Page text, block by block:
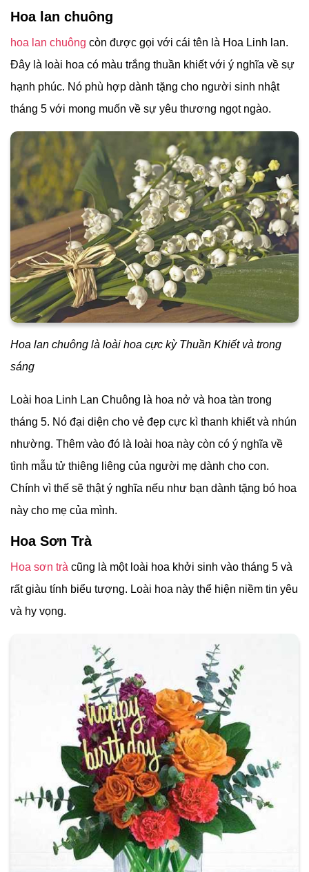
Hoa lan chuông
hoa lan chuông còn được gọi với cái tên là Hoa Linh lan.
Đây là loài hoa có màu trắng thuần khiết với ý nghĩa về sự
hạnh phúc. Nó phù hợp dành tặng cho người sinh nhật
tháng 5 với mong muốn về sự yêu thương ngọt ngào.
Hoa lan chuông là loài hoa cực kỳ Thuần Khiết và trong
sáng
Loài hoa Linh Lan Chuông là hoa nở và hoa tàn trong
tháng 5. Nó đại diện cho vẻ đẹp cực kì thanh khiết và nhún
nhường. Thêm vào đó là loài hoa này còn có ý nghĩa về
tình mẫu tử thiêng liêng của người mẹ dành cho con.
Chính vì thế sẽ thật ý nghĩa nếu như bạn dành tặng bó hoa
này cho mẹ của mình.
Hoa Sơn Trà
Hoa sơn trà cũng là một loài hoa khởi sinh vào tháng 5 và
rất giàu tính biểu tượng. Loài hoa này thể hiện niềm tin yêu
và hy vọng.